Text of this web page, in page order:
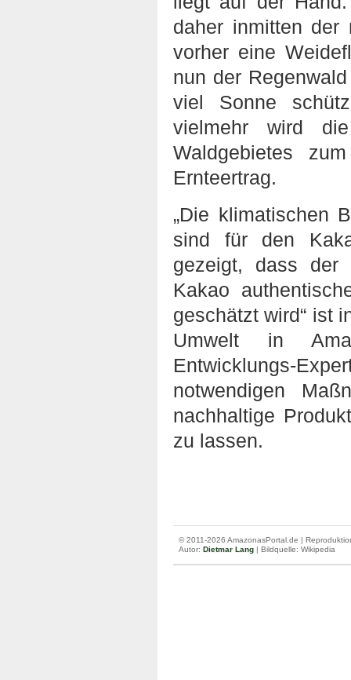
daher inmitten der
vorher eine
nun der
viel Sonne
vielmehr wird die
Waldgebietes
Ernteertrag.
„Die klimatischen
sind für den
gezeigt, dass der
Kakao
geschätzt wird“ ist
Umwelt in
Entwicklungs-
notwendigen
nachhaltige
zu lassen.
© 2011-2026 AmazonasPortal.de |
Autor: Dietmar Lang | Bildquelle: Wikipedia